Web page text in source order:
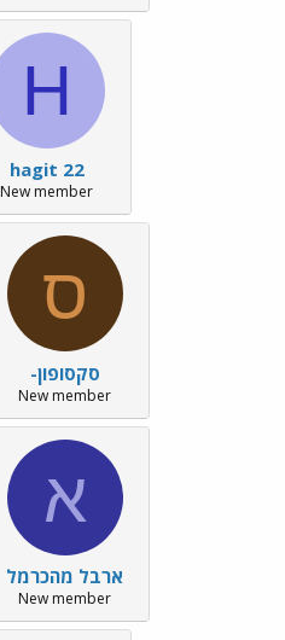
H
hagit 22
New member
ס
סקסופון-
New member
א
ארבל מהכרמל
New member